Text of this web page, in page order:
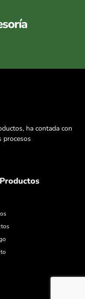
ha contada con
procesos